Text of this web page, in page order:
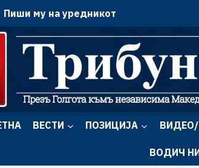
Пиши му на уредникот
ВЕСТИ ПОЗИЦИЈА
ВОДИЧ